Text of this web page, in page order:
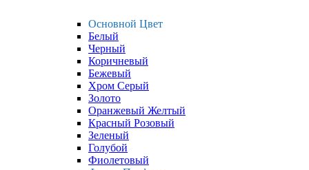
Основной Цвет
Белый
Черный
Коричневый
Бежевый
Хром Серый
Золото
Оранжевый Желтый
Красный Розовый
Зеленый
Голубой
Фиолетовый